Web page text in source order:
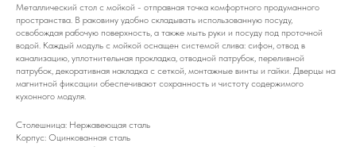
Металлический стол с мойкой - отправная точка комфортного продуманного
пространства. В раковину удобно складывать использованную посуду,
освобождая рабочую поверхность, а также мыть руки и посуду под проточной
водой. Каждый модуль с мойкой оснащен системой слива: сифон, отвод в
канализацию, уплотнительная прокладка, отводной патрубок, переливной
патрубок, декоративная накладка с сеткой, монтажные винты и гайки. Дверцы на
магнитной фиксации обеспечивают сохранность и чистоту содержимого
кухонного модуля.
Столешница: Нержавеющая сталь
Корпус: Оцинкованная сталь